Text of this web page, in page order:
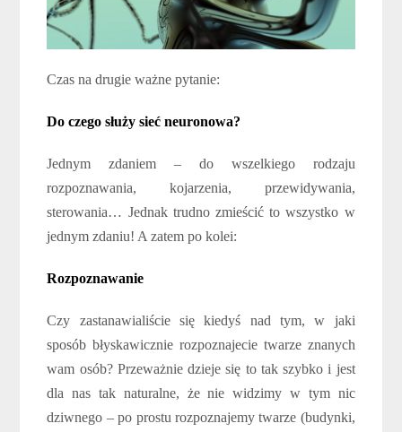
Czas na drugie ważne pytanie:
Do czego służy sieć neuronowa?
Jednym zdaniem – do wszelkiego rodzaju
rozpoznawania, kojarzenia, przewidywania,
sterowania… Jednak trudno zmieścić to wszystko w
jednym zdaniu! A zatem po kolei:
Rozpoznawanie
Czy zastanawialiście się kiedyś nad tym, w jaki
sposób błyskawicznie rozpoznajecie twarze znanych
wam osób? Przeważnie dzieje się to tak szybko i jest
dla nas tak naturalne, że nie widzimy w tym nic
dziwnego – po prostu rozpoznajemy twarze (budynki,